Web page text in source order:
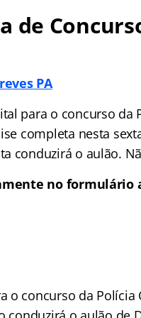
de
PA
para o concurso da
completa nesta
conduzirá o aulão.
no formulário
o concurso da